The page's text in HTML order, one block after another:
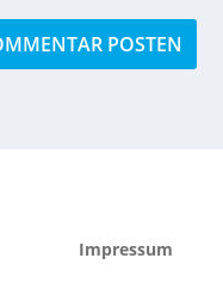
Impressum